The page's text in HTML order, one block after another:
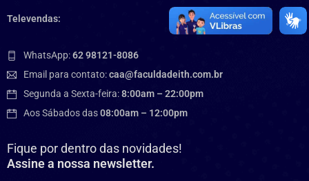
Televendas:
WhatsApp:62 98121-8086
Email para contato:caa@faculdadeith.com.br
Segunda a Sexta-feira:8:00am – 22:00pm
Aos Sábados das08:00am – 12:00pm
Fique por dentro das novidades!
Assine a nossa newsletter.